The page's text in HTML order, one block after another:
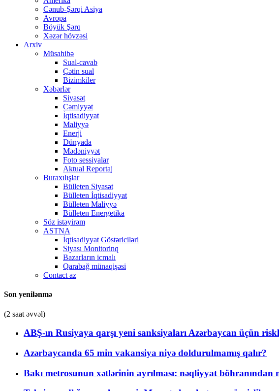
Cənub-Şərqi Asiya
Avropa
Böyük Şərq
Xəzər hövzəsi
Arxiv
Müsahibə
Sual-cavab
Çətin sual
Bizimkiler
Xəbərlər
Siyasət
Cəmiyyət
İqtisadiyyat
Maliyyə
Enerji
Dünyada
Mədəniyyət
Foto sessiyalar
Aktual Reportaj
Buraxılışlar
Bülleten Siyasət
Bülleten İqtisadiyyat
Bülleten Maliyyə
Bülleten Energetika
Söz istəyirəm
ASTNA
İqtisadiyyat Göstəriciləri
Siyası Monitorinq
Bazarların icmalı
Qarabağ münaqişəsi
Contact az
Son yenilənmə
(2 saat əvvəl)
ABŞ-ın Rusiyaya qarşı yeni sanksiyaları Azərbaycan üçün
Azərbaycanda 65 min vakansiya niyə doldurulmamış qalır?
Bakı metrosunun xətlərinin ayrılması: nəqliyyat böhranından